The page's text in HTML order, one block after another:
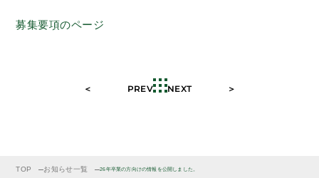
募集要項のページ
＜ PREV NEXT ＞
TOP お知らせ一覧 26年卒業の方向けの情報を公開しました。